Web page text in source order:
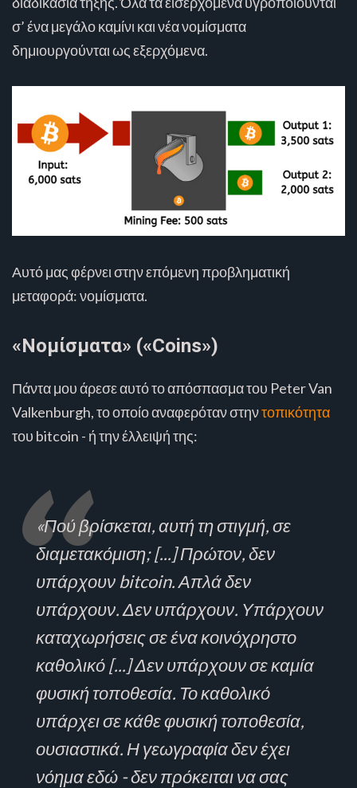
σ’ ένα μεγάλο καμίνι και νέα νομίσματα
δημιουργούνται ως εξερχόμενα.
Αυτό μας φέρνει στην επόμενη προβληματική
μεταφορά: νομίσματα.
«Νομίσματα» («Coins»)
Πάντα μου άρεσε αυτό το απόσπασμα του Peter Van
Valkenburgh, το οποίο αναφερόταν στηντοπικότητα
του bitcoin - ή την έλλειψή της:
«Πού βρίσκεται, αυτή τη στιγμή, σε
διαμετακόμιση; [...] Πρώτον, δεν
υπάρχουν bitcoin. Απλά δεν
υπάρχουν. Δεν υπάρχουν. Υπάρχουν
καταχωρήσεις σε ένα κοινόχρηστο
καθολικό [...] Δεν υπάρχουν σε καμία
φυσική τοποθεσία. Το καθολικό
υπάρχει σε κάθε φυσική τοποθεσία,
ουσιαστικά. Η γεωγραφία δεν έχει
νόημα εδώ - δεν πρόκειται να σας